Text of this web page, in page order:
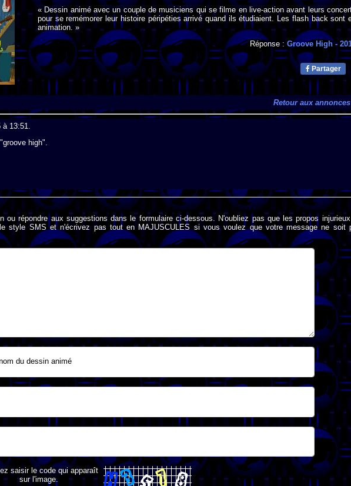
« Dessin animé avec un couple de musiciens qui se filme en live-action avant leurs
pour se remémorer leur histoire péripéties arrivé quand ils étudiaient. Les flash back sont
animation. »
Réponse :Groove High-
Partager
Retour aux annonces
à 13:51.
high".
ou répondre aux suggestions dans le formulaire ci-dessous. N'oubliez pas que les propos
style SMS et n'écrivez pas tout en MAJUSCULES si vous voulez que votre message ne soit
du dessin animé
saisir le code qui apparaît
sur l'image.